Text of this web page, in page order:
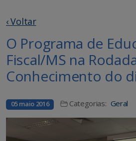
‹ Voltar
O Programa de
Fiscal/MS na
Conhecimento do
05 maio 2016 Categorias: Geral